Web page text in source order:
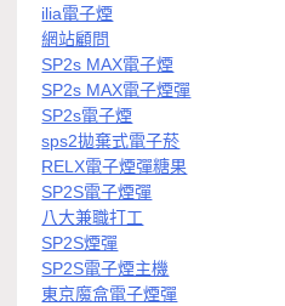
ilia電子煙
網站顧問
SP2s MAX電子煙
SP2s MAX電子煙彈
SP2s電子煙
sps2拋棄式電子菸
RELX電子煙彈糖果
SP2S電子煙彈
八大兼職打工
SP2S煙彈
SP2S電子煙主機
東京魔盒電子煙彈